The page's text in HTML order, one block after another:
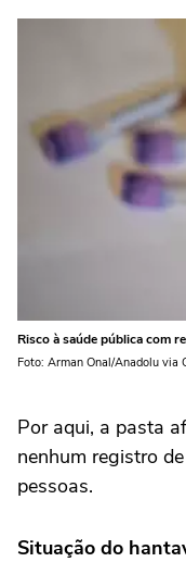
Risco à saúde pública com
Foto: Arman Onal/Anadolu via
Por aqui, a pasta
nenhum registro
pessoas.
Situação do